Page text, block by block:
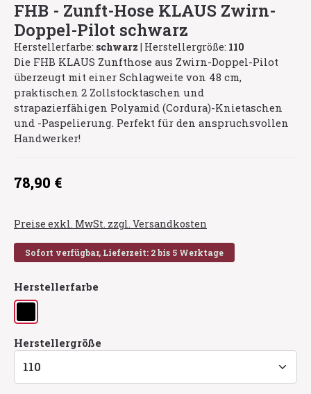
FHB - Zunft-Hose KLAUS Zwirn-
Doppel-Pilot schwarz
Herstellerfarbe: schwarz | Herstellergröße: 110
Die FHB KLAUS Zunfthose aus Zwirn-Doppel-Pilot
überzeugt mit einer Schlagweite von 48 cm,
praktischen 2 Zollstocktaschen und
strapazierfähigen Polyamid (Cordura)-Knietaschen
und -Paspelierung. Perfekt für den anspruchsvollen
Handwerker!
Regulärer Preis:
78,90 €
Preise exkl. MwSt. zzgl. Versandkosten
Sofort verfügbar, Lieferzeit: 2 bis 5 Werktage
Herstellerfarbe
schwarz
Herstellergröße